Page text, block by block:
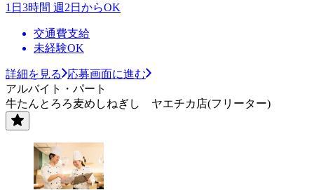
1日3時間 週2日からOK
交通費支給
未経験OK
詳細を見る
応募画面に進む
アルバイト・パート
牛たんとろろ麦めしねぎし ヤエチカ店(フリーター)